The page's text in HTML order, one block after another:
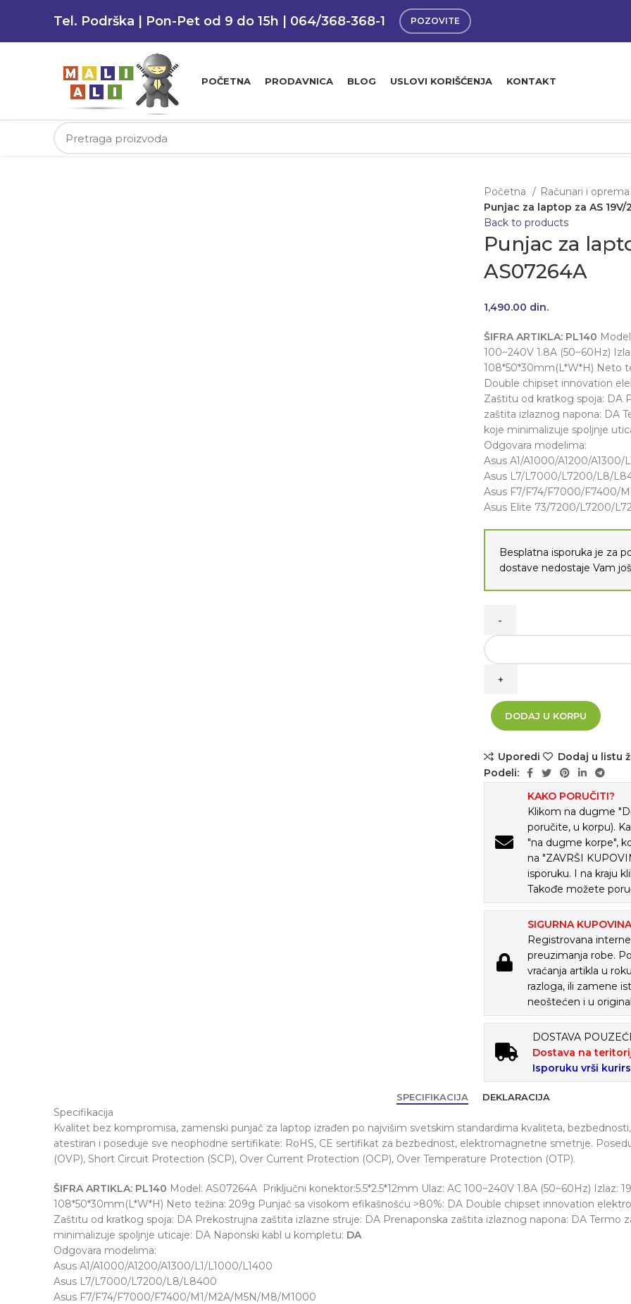
Tel. Podrška | Pon-Pet od 9 do 15h | 064/368-368-1 POZOVITE
POČETNA PRODAVNICA BLOG USLOVI KORIŠĆENJA KONTAKT
Početna
Računari i oprema
Punjac za laptop za AS 19V/
Back to products
Punjac za
AS07264A
1,490.00 din.
ŠIFRA ARTIKLA: PL140
100~240V 1.8A (50~60Hz)
108*50*30mm(L*W*H) Neto
Double chipset innovation
Zaštitu od kratkog spoja: DA
zaštita izlaznog napona: DA
koje minimalizuje spoljnje
Odgovara modelima:
Asus A1/A1000/A1200/A1300/
Asus L7/L7000/L7200/L8/
Asus F7/F74/F7000/F7400/
Asus Elite 73/7200/L7200/
Besplatna isporuka je za
dostave nedostaje Vam
Punjac za laptop za AS 19V/
DODAJ U KORPU
Uporedi
Dodaj u listu
Podeli:
KAKO PORUČITI?
Klikom na dugme
poručite, u korpu).
"na dugme korpe",
na "ZAVRŠI
isporuku. I na kraju
Takođe možete
SIGURNA KUPOVINA
Registrovana
preuzimanja robe.
vraćanja artikla u
razloga, ili zamene
neoštećen i u
DOSTAVA
Dostava na
Isporuku vrši
SPECIFIKACIJA DEKLARACIJA
Specifikacija
Kvalitet bez kompromisa, zamenski punjač za laptop izrađen po najvišim svetskim standardima kvaliteta,
atestiran i poseduje sve neophodne sertifikate: RoHS, CE sertifikat za bezbednost, elektromagnetne smetnje.
(OVP), Short Circuit Protection (SCP), Over Current Protection (OCP), Over Temperature Protection (OTP).
ŠIFRA ARTIKLA: PL140 Model: AS07264A Priključni konektor:5.5*2.5*12mm Ulaz: AC 100~240V 1.8A (50~60Hz) Izlaz:
108*50*30mm(L*W*H) Neto težina: 209g Punjač sa visokom efikašnošću >80%: DA Double chipset innovation
Zaštitu od kratkog spoja: DA Prekostrujna zaštita izlazne struje: DA Prenaponska zaštita izlaznog napona: DA Termo
minimalizuje spoljnje uticaje: DA Naponski kabl u kompletu: DA
Odgovara modelima:
Asus A1/A1000/A1200/A1300/L1/L1000/L1400
Asus L7/L7000/L7200/L8/L8400
Asus F7/F74/F7000/F7400/M1/M2A/M5N/M8/M1000